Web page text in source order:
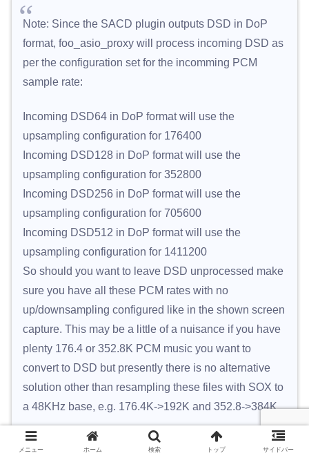
Note: Since the SACD plugin outputs DSD in DoP
format, foo_asio_proxy will process incoming DSD as
per the configuration set for the incomming PCM
sample rate:
Incoming DSD64 in DoP format will use the
upsampling configuration for 176400
Incoming DSD128 in DoP format will use the
upsampling configuration for 352800
Incoming DSD256 in DoP format will use the
upsampling configuration for 705600
Incoming DSD512 in DoP format will use the
upsampling configuration for 1411200
So should you want to leave DSD unprocessed make
sure you have all these PCM rates with no
up/downsampling configured like in the shown screen
capture. This may be a little of a nuisance if you have
plenty 176.4 or 352.8K PCM music you want to
convert to DSD but presently there is no alternative
solution other than resampling these files with SOX to
a 48KHz base, e.g. 176.4K->192K and 352.8->384K.
メニュー ホーム 検索 トップ サイドバー